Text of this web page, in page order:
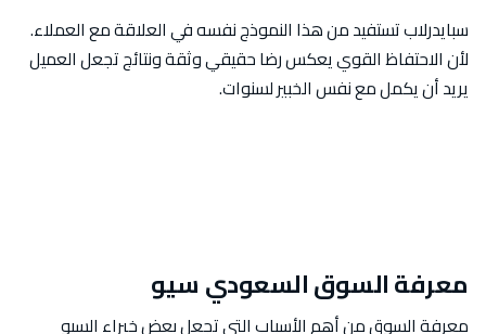
سبايدرلاب تستفيد من هذا النموذج نفسه في العلاقة مع العملاء.
لأن الاحتفاظ القوي يعكس رضا حقيقي وثقة ونتائج تجعل العميل
يريد أن يكمل مع نفس الخبير لسنوات.
معرفة السوق السعودي سيو
معرفة السوق من أهم الأسباب التي تجعل بعض خبراء السيو